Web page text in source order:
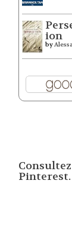
ion
by
Pinterest.